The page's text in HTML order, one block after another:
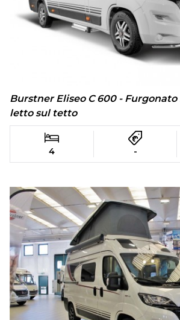
Burstner Eliseo C 600 -
letto sul tetto
4 -